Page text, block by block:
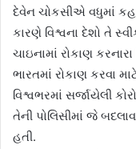
દેવેન ચોકસીએ વધુમાં
કારણે વિશ્વના દેશો તે
ચાઇનામાં રોકાણ
ભારતમાં રોકાણ કરવા
વિશ્વભરમાં સર્જાયેલી
તેની પોલિસીમાં જે
હતી.